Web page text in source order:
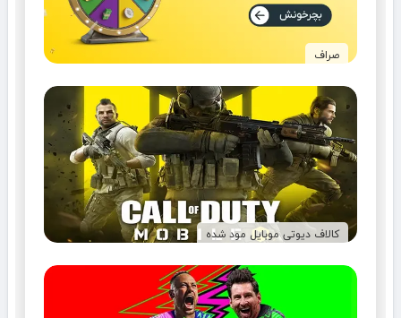
صراف
کالاف دیوتی موبایل مود شده